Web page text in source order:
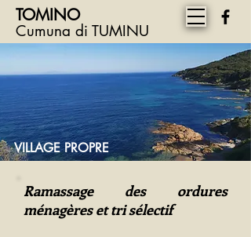
TOMINO
Cumuna di TUMINU
VILLAGE PROPRE
Ramassage des ordures
ménagères et tri sélectif